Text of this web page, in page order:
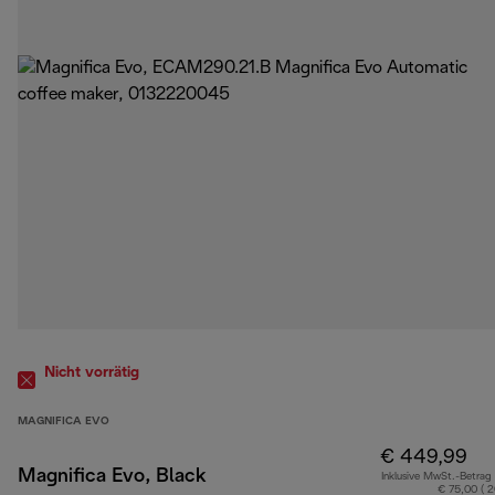
Nicht vorrätig
MAGNIFICA EVO
Magnifica Evo, Black
€ 449,99
Inklusive MwSt.-Betrag
€ 75,00 (